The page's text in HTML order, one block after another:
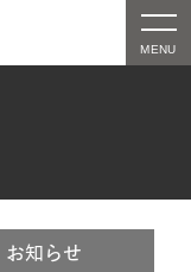
お知らせ